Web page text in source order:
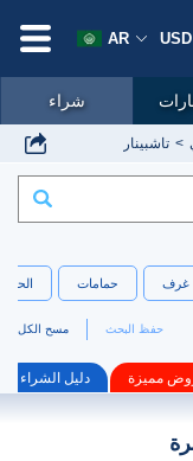
تاشبينار
غرف حمامات الحجم
مسح الكل حفظ البحث
مميزة دليل الشراء
USD
AR
شراء